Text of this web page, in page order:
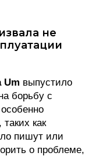
не
Um выпустило
борьбу с
как
пишут или
о проблеме,